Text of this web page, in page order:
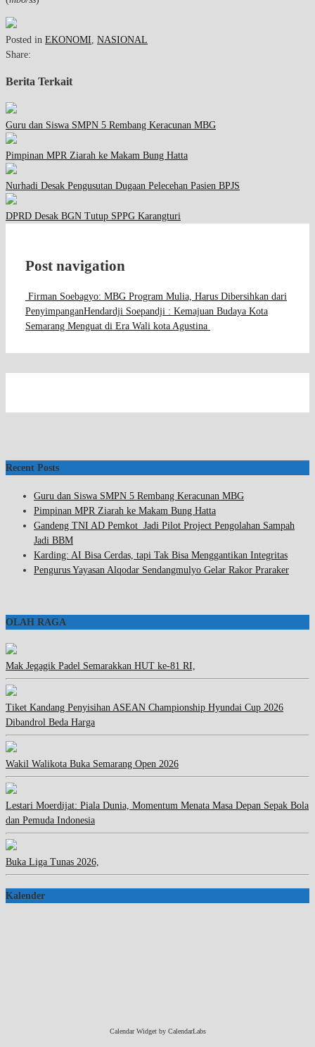
Posted in EKONOMI NASIONAL
Share:
Berita Terkait
Guru dan Siswa SMPN 5 Rembang Keracunan MBG
Pimpinan MPR Ziarah ke Makam Bung Hatta
Nurhadi Desak Pengusutan Dugaan Pelecehan Pasien BPJS
DPRD Desak BGN Tutup SPPG Karangturi
Post navigation
Firman Soebagyo: MBG Program Mulia, Harus Dibersihkan dari
PenyimpanganHendardji Soepandji : Kemajuan Budaya Kota
Semarang Menguat di Era Wali kota Agustina
Recent Posts
Guru dan Siswa SMPN 5 Rembang Keracunan MBG
Pimpinan MPR Ziarah ke Makam Bung Hatta
Gandeng TNI AD Pemkot Jadi Pilot Project Pengolahan Sampah
Jadi BBM
Karding: AI Bisa Cerdas, tapi Tak Bisa Menggantikan Integritas
Pengurus Yayasan Alqodar Sendangmulyo Gelar Rakor Praraker
OLAH RAGA
Mak Jegagik Padel Semarakkan HUT ke-81 RI,
Tiket Kandang Penyisihan ASEAN Championship Hyundai Cup 2026
Dibandrol Beda Harga
Wakil Walikota Buka Semarang Open 2026
Lestari Moerdijat: Piala Dunia, Momentum Menata Masa Depan Sepak Bola
dan Pemuda Indonesia
Buka Liga Tunas 2026,
Kalender
Calendar Widget by CalendarLabs